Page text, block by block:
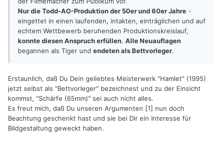
der Filmemacher zum Publikum vor.
Nur die Todd-AO-Produktion der 50er und 60er Jahre -
eingettet in einen laufenden, intakten, einträglichen und auf
echtem Wettbewerb beruhenden Produktionskreislauf,
konnte diesen Anspruch erfüllen. Alle Neuauflagen
begannen als Tiger und endeten als Bettvorleger.
Erstaunlich, daß Du Dein geliebtes Meisterwerk "Hamlet" (1995)
jetzt selbst als "Bettvorleger" bezeichnest und zu der Einsicht
kommst, "Schärfe (65mm)" sei auch nicht alles.
Es freut mich, daß Du unseren Argumenten [1] nun doch
Beachtung geschenkt hast und sie bei Dir ein Interesse für
Bildgestaltung geweckt haben.